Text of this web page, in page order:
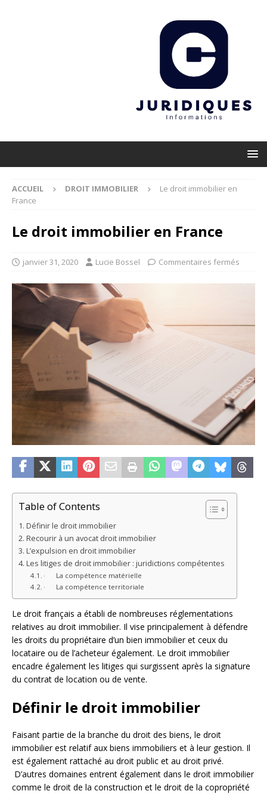
ACCUEIL DROIT IMMOBILIER
Le droit immobilier en
France
Le droit immobilier en France
janvier 31, 2020 Lucie Bossel Commentaires fermés
Table of Contents
Définir le droit immobilier
Recourir à un avocat droit immobilier
L’expulsion en droit immobilier
Les litiges de droit immobilier : juridictions compétentes
· La compétence matérielle
· La compétence territoriale
Le droit français a établi de nombreuses réglementations
relatives au droit immobilier. Il vise principalement à défendre
les droits du propriétaire d’un bien immobilier et ceux du
locataire ou de l’acheteur également. Le droit immobilier
encadre également les litiges qui surgissent après la signature
du contrat de location ou de vente.
Définir le droit immobilier
Faisant partie de la branche du droit des biens, le droit
immobilier est relatif aux biens immobiliers et à leur gestion. Il
est également rattaché au droit public et au droit privé.
D’autres domaines entrent également dans le droit immobilier
comme le droit de la construction et le droit de la copropriété